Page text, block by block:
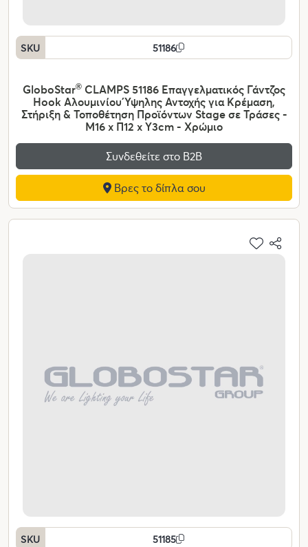
SKU 51186
GloboStar® CLAMPS 51186 Επαγγελματικός Γάντζος
Hook Αλουμινίου Ύψηλης Αντοχής για Κρέμαση,
Στήριξη & Τοποθέτηση Προϊόντων Stage σε Τράσες -
Μ16 x Π12 x Υ3cm - Χρώμιο
Συνδεθείτε στο Β2Β
Βρες το δίπλα σου
SKU 51185